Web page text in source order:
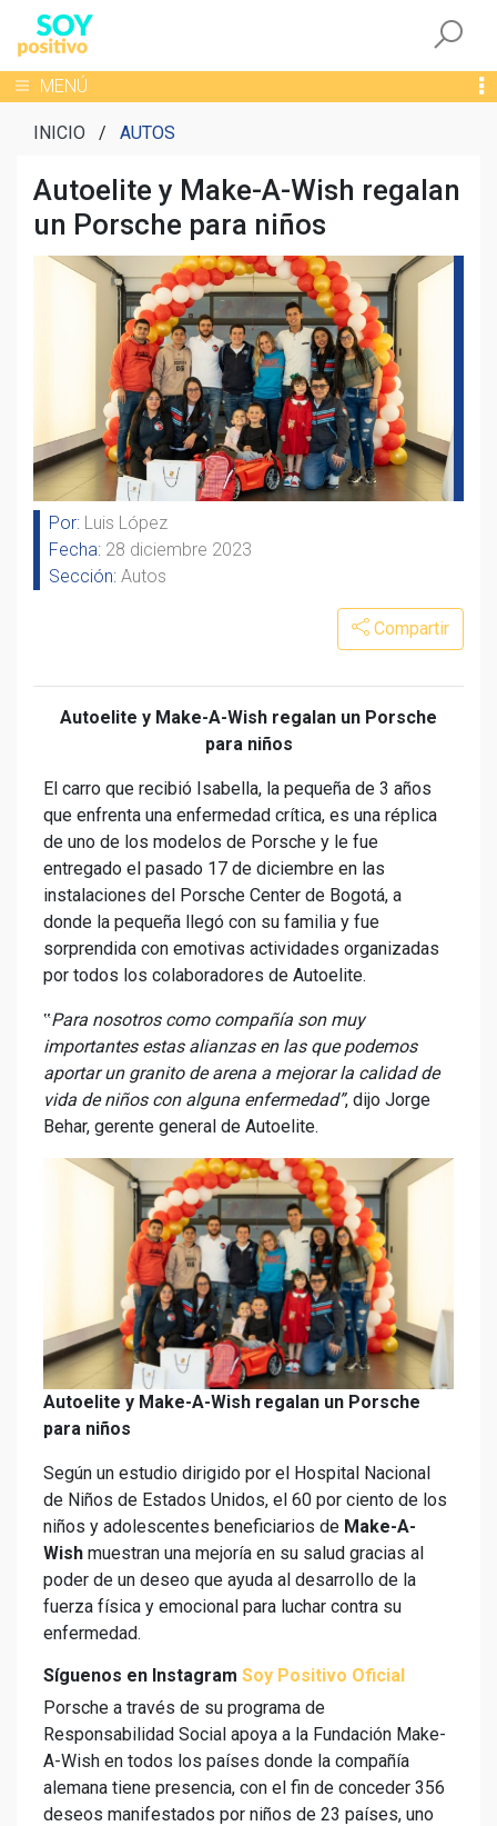
Toggle navigation
MENÚ
INICIO / AUTOS
Autoelite y Make-A-Wish regalan
un Porsche para niños
Por: Luis López
Fecha: 28 diciembre 2023
Sección: Autos
Compartir
Autoelite y Make-A-Wish regalan un Porsche
para niños
El carro que recibió Isabella, la pequeña de 3 años
que enfrenta una enfermedad crítica, es una réplica
de uno de los modelos de Porsche y le fue
entregado el pasado 17 de diciembre en las
instalaciones del Porsche Center de Bogotá, a
donde la pequeña llegó con su familia y fue
sorprendida con emotivas actividades organizadas
por todos los colaboradores de Autoelite.
‟Para nosotros como compañía son muy
importantes estas alianzas en las que podemos
aportar un granito de arena a mejorar la calidad de
vida de niños con alguna enfermedad”, dijo Jorge
Behar, gerente general de Autoelite.
Autoelite y Make-A-Wish regalan un Porsche
para niños
Según un estudio dirigido por el Hospital Nacional
de Niños de Estados Unidos, el 60 por ciento de los
niños y adolescentes beneficiarios de Make-A-
Wish muestran una mejoría en su salud gracias al
poder de un deseo que ayuda al desarrollo de la
fuerza física y emocional para luchar contra su
enfermedad.
Síguenos en Instagram Soy Positivo Oficial
Porsche a través de su programa de
Responsabilidad Social apoya a la Fundación Make-
A-Wish en todos los países donde la compañía
alemana tiene presencia, con el fin de conceder 356
deseos manifestados por niños de 23 países, uno